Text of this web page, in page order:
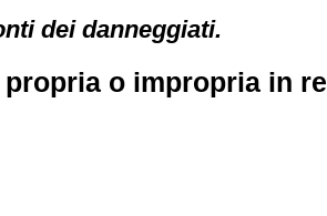
dei danneggiati.
o impropria in